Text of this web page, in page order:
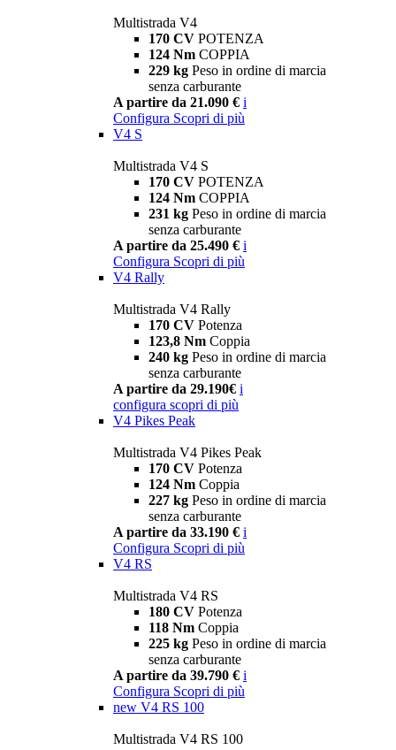
Multistrada V4
170 CV POTENZA
124 Nm COPPIA
229 kg Peso in ordine di marcia
senza carburante
A partire da 21.090 € i
Configura Scopri di più
V4 S
Multistrada V4 S
170 CV POTENZA
124 Nm COPPIA
231 kg Peso in ordine di marcia
senza carburante
A partire da 25.490 € i
Configura Scopri di più
V4 Rally
Multistrada V4 Rally
170 CV Potenza
123,8 Nm Coppia
240 kg Peso in ordine di marcia
senza carburante
A partire da 29.190€ i
configura scopri di più
V4 Pikes Peak
Multistrada V4 Pikes Peak
170 CV Potenza
124 Nm Coppia
227 kg Peso in ordine di marcia
senza carburante
A partire da 33.190 € i
Configura Scopri di più
V4 RS
Multistrada V4 RS
180 CV Potenza
118 Nm Coppia
225 kg Peso in ordine di marcia
senza carburante
A partire da 39.790 € i
Configura Scopri di più
new V4 RS 100
Multistrada V4 RS 100